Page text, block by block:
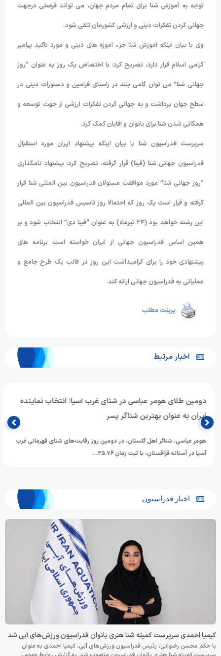
توجه به آموزش شنا برای تمام مردم جهان، می تواند فرصتی درجهت
جهانی کردن تفکرات دینی و ارزشی کشورمان تلقی شود.
وی با بیان اینکه آموزش شنا جزء آموزه های دینی و مورد تاکید پیامبر
گرامی اسلام قرار دارد، تصریح کرد: با اختصاص یک روز به عنوان “روز
جهانی شنا” می توان گامی بلند در راستای فرامین و دستورات دینی در
سطح جهان برداشت و به جهانی کردن تفکرات ارزشی از جهت توسعه و
همگانی شدن شنا برای بانوان و آقایان کمک کرد.
سرپرست فدراسیون شنا با بیان اینکه پیشنهاد ایران مورد استقبال
فدراسیون جهانی شنا (فینا) قرار گرفته، تصریح کرد: پیشنهاد نامگذاری
“روز جهانی شنا” مورد موافقت مسئولان فدراسیون بین المللی شنا قرار
گرفته و قرار است یک روز که احتمالا روز تاسیس فدراسیون بین المللی
این رشته خواهد بود (٢۴ تیرماه) به عنوان “فینا دی” انتخاب شود و بر
همین اساس فدراسیون جهانی از ایران خواسته است برنامه های
پیشنهادی خود را برای گرامیداشت این روز در قالب یک طرح جامع و
عملیاتی به فدراسیون جهانی ارائه کند.
پرینت مطلب
اخبار مرتبط
دومین طلای هومر عباسی در شنای غرب آسیا؛ انتخاب نماینده
ایران به عنوان بهترین شناگر پسر
هومر عباسی، شناگر اهل گلستان، در دومین روز رقابت‌های شنای قهرمانی غرب
آسیا در آستانه قزاقستان، با ثبت زمان ۲۵.۷۶…
اخبار فدراسیون
کیمیا احمدی سرپرست کمیته شنا هنری بانوان فدراسیون ورزش‌های آبی شد
با حکم محسن رضوانی، رئیس فدراسیون ورزش‌های آبی، کیمیا احمدی به عنوان